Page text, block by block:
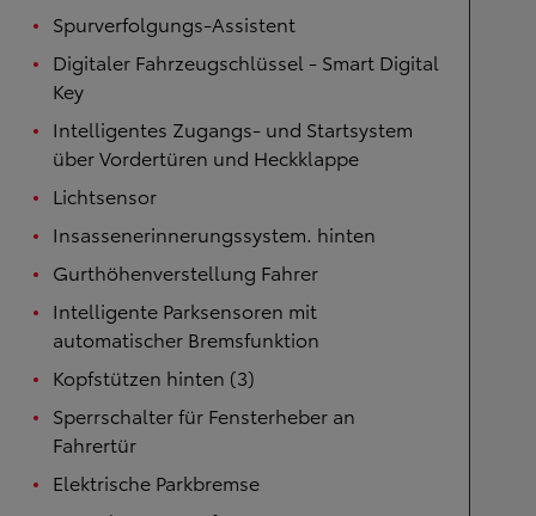
Spurverfolgungs-Assistent
Digitaler Fahrzeugschlüssel - Smart Digital
Key
Intelligentes Zugangs- und Startsystem
über Vordertüren und Heckklappe
Lichtsensor
Insassenerinnerungssystem. hinten
Gurthöhenverstellung Fahrer
Intelligente Parksensoren mit
automatischer Bremsfunktion
Kopfstützen hinten (3)
Sperrschalter für Fensterheber an
Fahrertür
Elektrische Parkbremse